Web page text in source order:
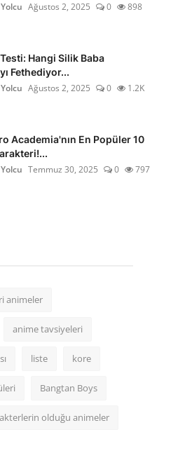
Ağustos 2, 2025 0 898
Hangi Silik Baba
Fethediyor...
Ağustos 2, 2025 0 1.2K
Academia'nın En Popüler 10
Temmuz 30, 2025 0 797
animeler
anime tavsiyeleri
liste kore
Bangtan Boys
olduğu animeler